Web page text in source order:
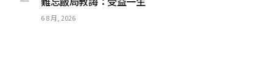
6 8 月, 2026